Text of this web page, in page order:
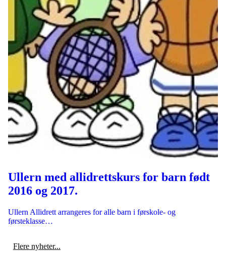
Ullern med allidrettskurs for barn født
2016 og 2017.
Ullern Allidrett arrangeres for alle barn i førskole- og
førsteklasse…
Flere nyheter...